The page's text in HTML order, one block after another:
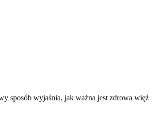
sposób wyjaśnia, jak ważna jest zdrowa więź